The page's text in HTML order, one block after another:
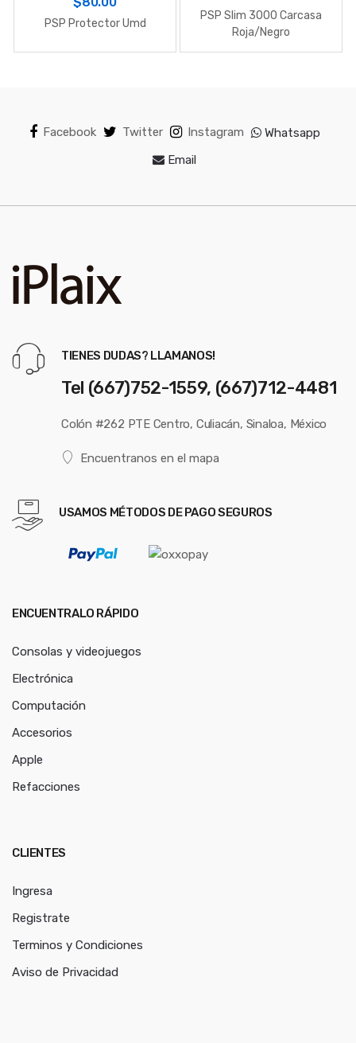
PSP Protector Umd
PSP Slim 3000 Carcasa
Roja/Negro
Facebook Twitter Instagram
Whatsapp
Email
TIENES DUDAS? LLAMANOS!
Tel (667)752-1559, (667)712-4481
Colón #262 PTE Centro, Culiacán, Sinaloa, México
Encuentranos en el mapa
USAMOS MÉTODOS DE PAGO SEGUROS
ENCUENTRALO RÁPIDO
Consolas y videojuegos
Electrónica
Computación
Accesorios
Apple
Refacciones
CLIENTES
Ingresa
Registrate
Terminos y Condiciones
Aviso de Privacidad